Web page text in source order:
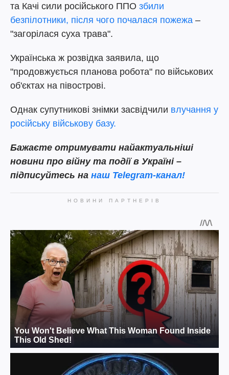
та Качі сили російського ППО збили
безпілотники, після чого почалася пожежа –
"загорілася суха трава".
Українська ж розвідка заявила, що
"продовжується планова робота" по військових
об'єктах на півострові.
Однак супутникові знімки засвідчили влучання у
російську військову базу.
Бажаєте отримувати найактуальніші
новини про війну та події в Україні –
підписуйтесь на наш Telegram-канал!